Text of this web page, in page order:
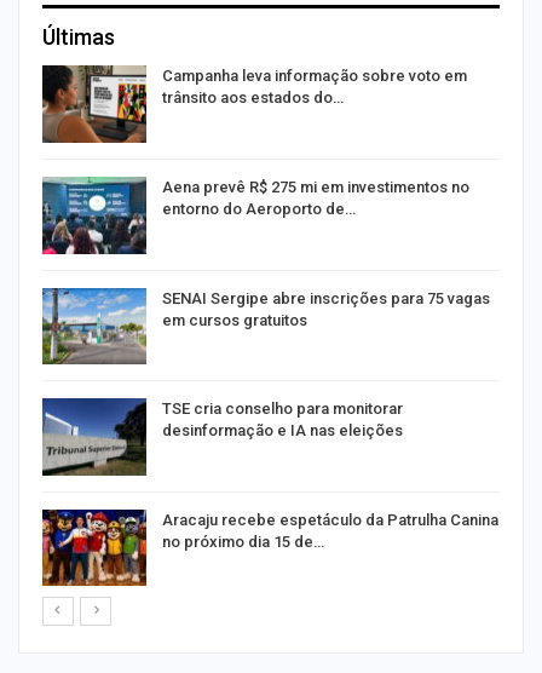
Últimas
Campanha leva informação sobre voto em
trânsito aos estados do…
Aena prevê R$ 275 mi em investimentos no
entorno do Aeroporto de…
SENAI Sergipe abre inscrições para 75 vagas
em cursos gratuitos
TSE cria conselho para monitorar
desinformação e IA nas eleições
Aracaju recebe espetáculo da Patrulha Canina
no próximo dia 15 de…